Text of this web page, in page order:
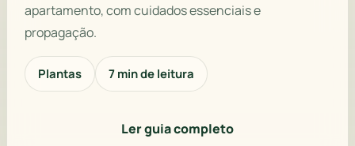
apartamento, com cuidados essenciais e
propagação.
Plantas 7 min de leitura
Ler guia completo